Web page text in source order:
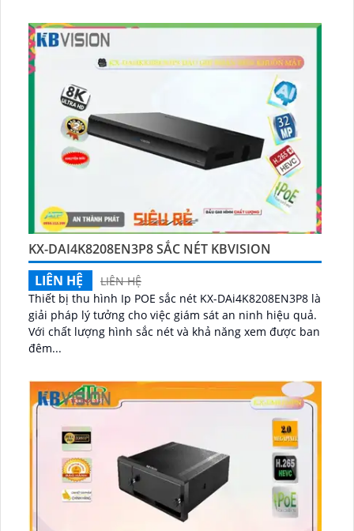
KX-DAI4K8208EN3P8 SẮC NÉT KBVISION
LIÊN HỆ
LIÊN HỆ
Thiết bị thu hình Ip POE sắc nét KX-DAi4K8208EN3P8 là
giải pháp lý tưởng cho việc giám sát an ninh hiệu quả.
Với chất lượng hình sắc nét và khả năng xem được ban
đêm...